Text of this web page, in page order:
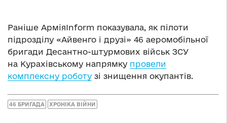
Раніше АрміяInform показувала, як пілоти
підрозділу «Айвенго і друзі» 46 аеромобільної
бригади Десантно-штурмових військ ЗСУ
на Курахівському напрямку провели
комплексну роботу зі знищення окупантів.
46 БРИГАДА ХРОНІКА ВІЙНИ